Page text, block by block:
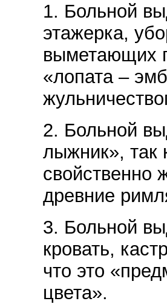
1. Больной
этажерка,
выметающих
«лопата –
2. Больной
лыжник», так
свойственно
древние
3. Больной
кровать,
что это
цвета».